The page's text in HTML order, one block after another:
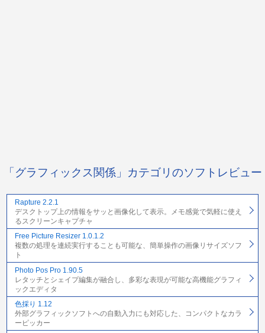
「グラフィックス関係」カテゴリのソフトレビュー
Rapture 2.2.1
デスクトップ上の情報をサッと画像化して表示。メモ感覚で気軽に使え
るスクリーンキャプチャ
Free Picture Resizer 1.0.1.2
複数の処理を連続実行することも可能な、簡単操作の画像リサイズソフ
ト
Photo Pos Pro 1.90.5
レタッチとシェイプ編集が融合し、多彩な表現が可能な高機能グラフィ
ックエディタ
色採り 1.12
外部グラフィックソフトへの自動入力にも対応した、コンパクトなカラ
ーピッカー